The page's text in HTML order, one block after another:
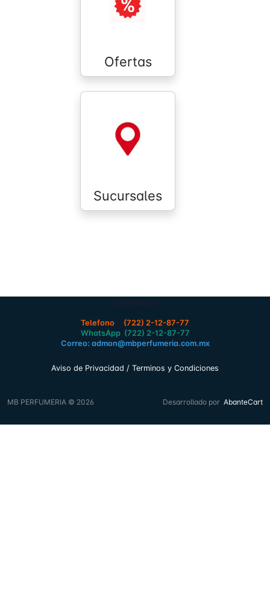
Ofertas
Sucursales
Telefono (722) 2-12-87-77
WhatsApp (722) 2-12-87-77
Correo: admon@mbperfumeria.com.mx
Aviso de Privacidad / Terminos y Condiciones
MB PERFUMERIA © 2026 Desarrollado por AbanteCart